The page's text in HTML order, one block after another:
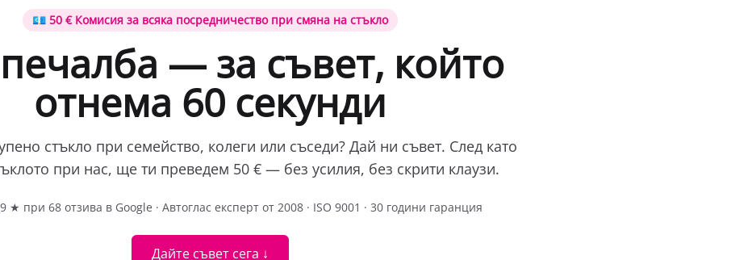
💶 50 € Комисия за всяка посредничество при смяна на стъкло
— за съвет, който
отнема 60 секунди
стъкло при семейство, колеги или съседи? Дай ни съвет. След като
при нас, ще ти преведем 50 € — без усилия, без скрити клаузи.
★ при 68 отзива в Google · Автоглас експерт от 2008 · ISO 9001 · 30 години гаранция
Дайте съвет сега ↓